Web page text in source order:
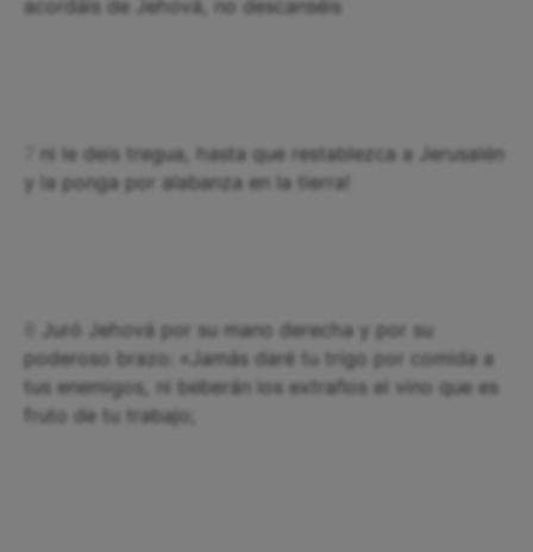
acordáis de Jehová, no descanséis
ni le deis tregua, hasta que restablezca a Jerusalén
y la ponga por alabanza en la tierra!
Juró Jehová por su mano derecha y por su
poderoso brazo: «Jamás daré tu trigo por comida a
tus enemigos, ni beberán los extraños el vino que es
fruto de tu trabajo;